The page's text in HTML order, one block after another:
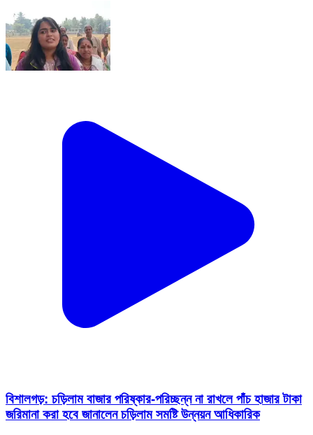
বিশালগড়: চড়িলাম বাজার পরিষ্কার-পরিচ্ছন্ন না রাখলে পাঁচ হাজার টাকা
জরিমানা করা হবে জানালেন চড়িলাম সমষ্টি উন্নয়ন আধিকারিক